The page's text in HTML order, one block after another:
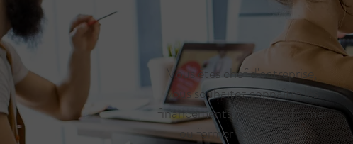
Vous êtes chef d'entreprise,
vous souhaitez connaître les
financements pour vous former
ou former vos salariés ?